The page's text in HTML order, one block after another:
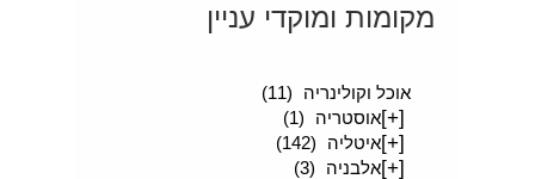
מקומות ומוקדי עניין
אוכל וקולינריה
(11)
[+]אוסטריה (1)
[+]איטליה (142)
[+]אלבניה
(3)